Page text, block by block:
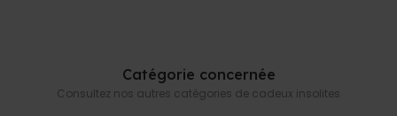
Catégorie concernée
Consultez nos autres catégories de cadeux insolites